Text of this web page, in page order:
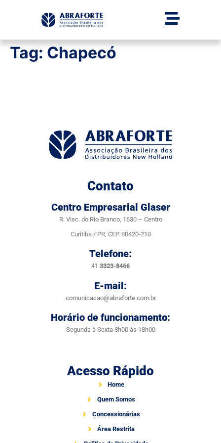
Tag: Chapecó
Contato
Centro Empresarial Glaser
R. Visc. do Rio Branco, 1630 – Centro
Curitiba / PR, CEP. 80420-210
Telefone:
41 3323-8466
E-mail:
comunicacao@abraforte.com.br
Horário de funcionamento:
Segunda à Sexta 8h00 às 18h00
Acesso Rápido
Home
Quem Somos
Concessionárias
Área Restrita